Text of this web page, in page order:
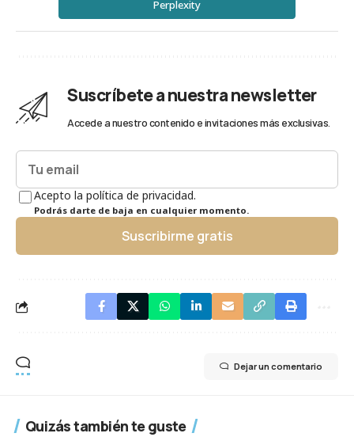
Perplexity
Suscríbete a nuestra newsletter
Accede a nuestro contenido e invitaciones más exclusivas.
Acepto la política de privacidad.
Podrás darte de baja en cualquier momento.
Suscribirme gratis
Dejar un comentario
Quizás también te guste